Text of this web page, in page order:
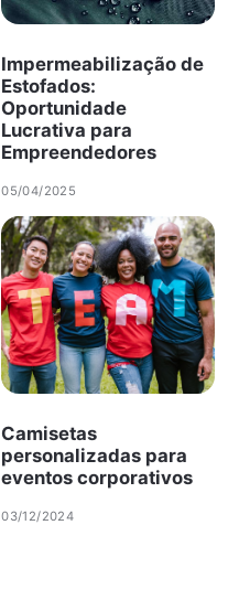
Impermeabilização de
Estofados:
Oportunidade
Lucrativa para
Empreendedores
05/04/2025
Camisetas
personalizadas para
eventos corporativos
03/12/2024